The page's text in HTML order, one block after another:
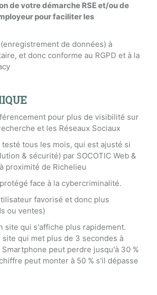
de votre démarche RSE et/ou de
pour faciliter les
de données) à
et donc conforme au RGPD et à la
pour plus de visibilité sur
et les Réseaux Sociaux
testé tous les mois, qui est ajusté si
& sécurité) par SOCOTIC Web &
proximité de Richelieu
face à la cybercriminalité.
favorisé et donc plus
ou ventes)
site qui s'affiche plus rapidement.
site qui met plus de 3 secondes à
peut perdre jusqu'à 30 %
peut monter à 50 % s'il dépasse